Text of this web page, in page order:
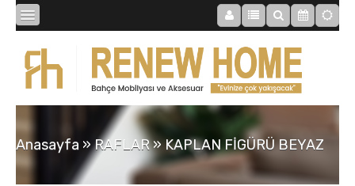
BİBLOLAR
SAATLER
Anasayfa »RAFLAR»KAPLAN FİGÜRÜ BEYAZ